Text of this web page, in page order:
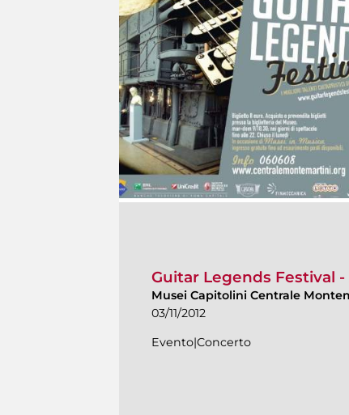
Guitar Legends Festival
Musei Capitolini Centrale
03/11/2012
Evento|Concerto